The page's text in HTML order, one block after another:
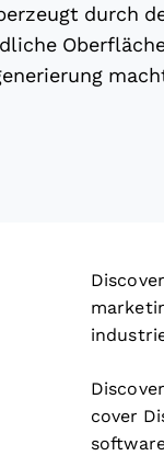
durch
new window
cover